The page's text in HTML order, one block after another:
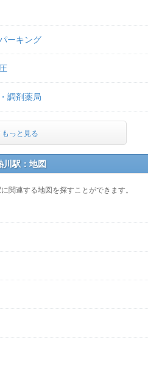
ーキング
調剤薬局
っと見る
川駅：地図
関連する地図を探すことができます。